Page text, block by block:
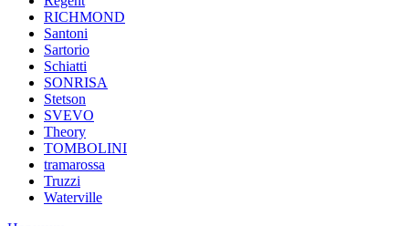
RICHMOND
Santoni
Sartorio
Schiatti
SONRISA
Stetson
SVEVO
Theory
TOMBOLINI
tramarossa
Truzzi
Waterville